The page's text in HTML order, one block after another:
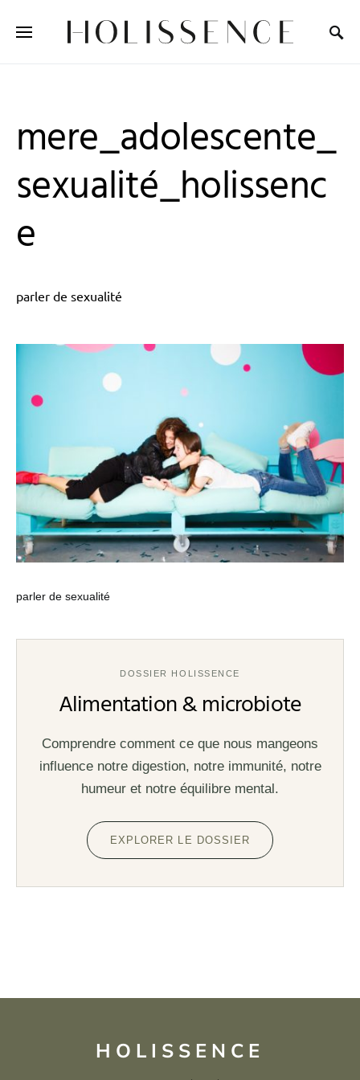
mere_adolescente_
sexualité_holissenc
e
parler de sexualité
parler de sexualité
DOSSIER HOLISSENCE
Alimentation & microbiote
Comprendre comment ce que nous mangeons
influence notre digestion, notre immunité, notre
humeur et notre équilibre mental.
EXPLORER LE DOSSIER
HOLISSENCE